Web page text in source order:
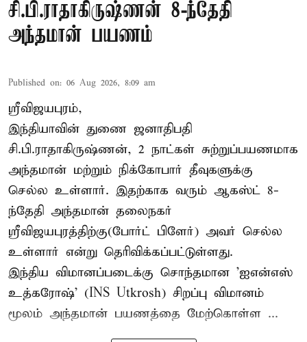
சி.பி.ராதாகிருஷ்ணன் 8-ந்தேதி
அந்தமான் பயணம்
Published on: 06 Aug 2026, 8:09 am
ஸ்ரீவிஜயபுரம்,
இந்தியாவின் துணை ஜனாதிபதி
சி.பி.ராதாகிருஷ்ணன், 2 நாட்கள் சுற்றுப்பயணமாக
அந்தமான் மற்றும் நிக்கோபார் தீவுகளுக்கு
செல்ல உள்ளார். இதற்காக வரும் ஆகஸ்ட் 8-
ந்தேதி அந்தமான் தலைநகர்
ஸ்ரீவிஜயபுரத்திற்கு(போர்ட் பிளேர்) அவர் செல்ல
உள்ளார் என்று தெரிவிக்கப்பட்டுள்ளது.
இந்திய விமானப்படைக்கு சொந்தமான 'ஐஎன்எஸ்
உத்கரோஷ்' (INS Utkrosh) சிறப்பு விமானம்
மூலம் அந்தமான் பயணத்தை மேற்கொள்ள ...